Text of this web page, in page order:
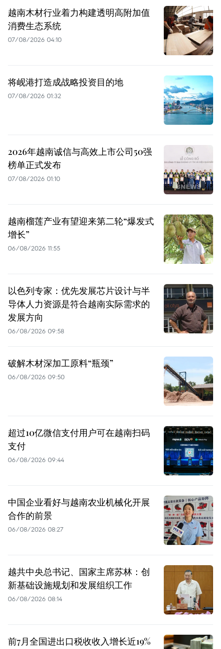
越南木材行业着力构建透明高附加值
消费生态系统
07/08/2026 04:10
将岘港打造成战略投资目的地
07/08/2026 01:32
2026年越南诚信与高效上市公司50强
榜单正式发布
07/08/2026 01:10
越南榴莲产业有望迎来第二轮“爆发式
增长”
06/08/2026 11:55
以色列专家：优先发展芯片设计与半
导体人力资源是符合越南实际需求的
发展方向
06/08/2026 09:58
破解木材深加工原料“瓶颈”
06/08/2026 09:50
超过10亿微信支付用户可在越南扫码
支付
06/08/2026 09:44
中国企业看好与越南农业机械化开展
合作的前景
06/08/2026 08:27
越共中央总书记、国家主席苏林：创
新基础设施规划和发展组织工作
06/08/2026 08:14
前7月全国进出口税收收入增长近19%